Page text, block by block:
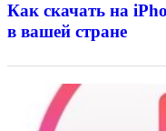
Как скачать на
в вашей стране